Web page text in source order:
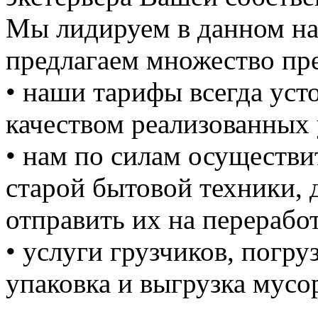
Мы лидируем в данном
предлагаем множество
• наши тарифы всегда
качеством реализованных
• нам по силам
старой бытовой техники,
отправить их на
• услуги грузчиков,
упаковка и выгрузка